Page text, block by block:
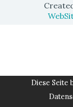
Diese Seite